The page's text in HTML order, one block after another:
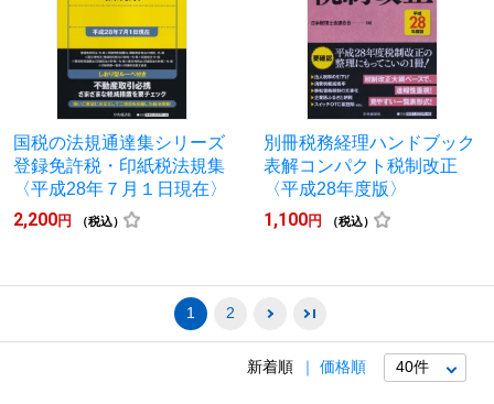
国税の法規通達集シリーズ
登録免許税・印紙税法規集
〈平成28年７月１日現在〉
2,200円 （税込）
別冊税務経理ハンドブック
表解コンパクト税制改正
〈平成28年度版〉
1,100円 （税込）
1 2
新着順 価格順